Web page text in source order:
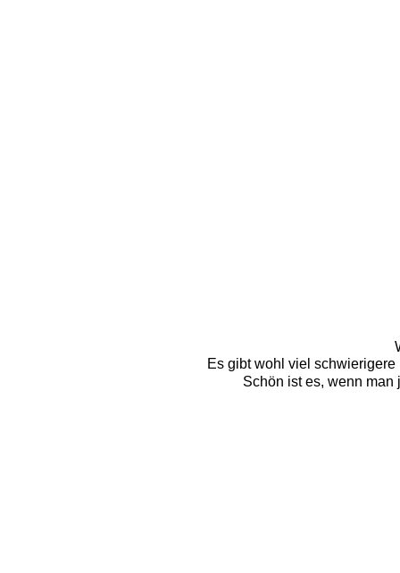
Es gibt wohl viel
Schön ist es, wenn